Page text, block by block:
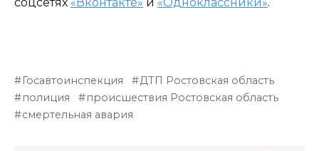
соцсетях «Вконтакте» и «Одноклассники».
Госавтоинспекция
ДТП Ростовская область
полиция
происшествия Ростовская область
смертельная авария